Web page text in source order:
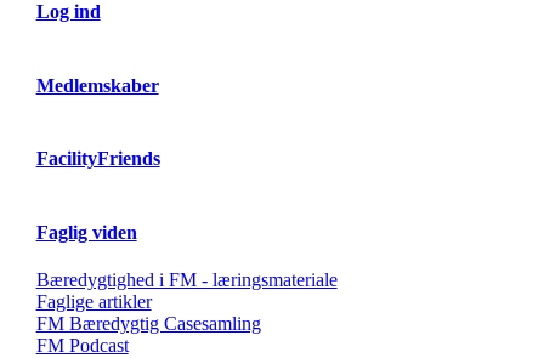
Log ind
Medlemskaber
FacilityFriends
Faglig viden
Bæredygtighed i FM - læringsmateriale
Faglige artikler
FM Bæredygtig Casesamling
FM Podcast